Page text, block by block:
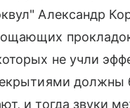
Александр
не учли
и тогда звуки